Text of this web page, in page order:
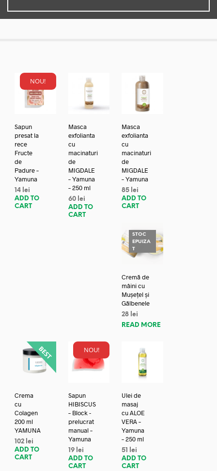
NOU!
Sapun
presat la
rece
Fructe
de
Padure –
Yamuna
14 lei
ADD TO
CART
Masca
exfolianta
cu
macinaturi
de
MIGDALE
– Yamuna
– 250 ml
60 lei
ADD TO
CART
Masca
exfolianta
cu
macinaturi
de
MIGDALE
– Yamuna
85 lei
ADD TO
CART
STOC
EPUIZA
T
Cremă de
mâini cu
Mușețel și
Gălbenele
28 lei
READ MORE
Crema
cu
Colagen
200 ml
YAMUNA
102 lei
ADD TO
CART
NOU!
Sapun
HIBISCUS
– Block -
prelucrat
manual –
Yamuna
19 lei
ADD TO
CART
Ulei de
masaj
cu ALOE
VERA –
Yamuna
– 250 ml
51
lei
ADD TO
CART